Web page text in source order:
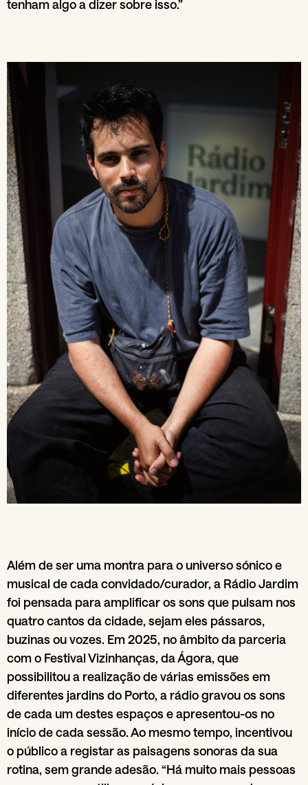
tenham algo a dizer sobre isso.”
Além de ser uma montra para o universo sónico e
musical de cada convidado/curador, a Rádio Jardim
foi pensada para amplificar os sons que pulsam nos
quatro cantos da cidade, sejam eles pássaros,
buzinas ou vozes. Em 2025, no âmbito da parceria
com o Festival Vizinhanças, da Ágora, que
possibilitou a realização de várias emissões em
diferentes jardins do Porto, a rádio gravou os sons
de cada um destes espaços e apresentou-os no
início de cada sessão. Ao mesmo tempo, incentivou
o público a registar as paisagens sonoras da sua
rotina, sem grande adesão. “Há muito mais pessoas